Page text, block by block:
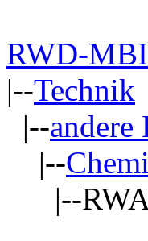
RWD-
|--Technik
|--andere
|--
|--RWA